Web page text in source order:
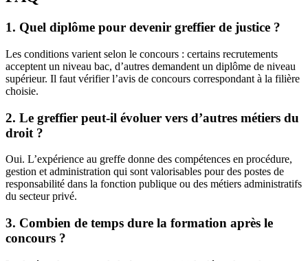
1. Quel diplôme pour devenir greffier de justice ?
Les conditions varient selon le concours : certains recrutements
acceptent un niveau bac, d’autres demandent un diplôme de niveau
supérieur. Il faut vérifier l’avis de concours correspondant à la filière
choisie.
2. Le greffier peut-il évoluer vers d’autres métiers du
droit ?
Oui. L’expérience au greffe donne des compétences en procédure,
gestion et administration qui sont valorisables pour des postes de
responsabilité dans la fonction publique ou des métiers administratifs
du secteur privé.
3. Combien de temps dure la formation après le
concours ?